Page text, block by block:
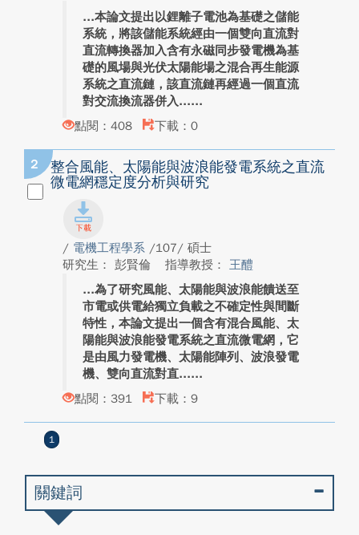
本論文提出以鋰離子電池為基礎之儲能
系統，將該儲能系統經由一個雙向直流對
直流轉換器加入含有永磁同步發電機為基
礎的風場與光伏太陽能場之混合再生能源
系統之直流鏈，該直流鏈再經過一個直流
對交流換流器併入...
點閱：408
下載：0
2
整合風能、太陽能與波浪能發電系統之直流
微電網穩定度分析與研究
/ 電機工程學系 /107/ 碩士
研究生： 彭賢倫
指導教授： 王醴
為了研究風能、太陽能與波浪能饋送至
市電或供電給獨立負載之不確定性與間斷
特性，本論文提出一個含有混合風能、太
陽能與波浪能發電系統之直流微電網，它
是由風力發電機、太陽能陣列、波浪發電
機、雙向直流對直...
點閱：391
下載：9
1
關鍵詞